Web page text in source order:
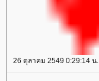
26 ตุลาคม 2549 0:29:14 น.